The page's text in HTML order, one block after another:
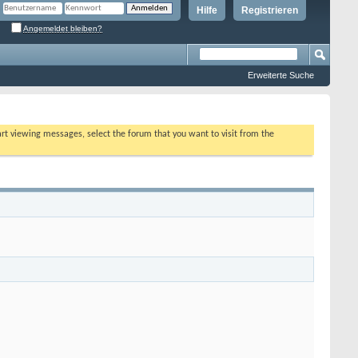
Registrieren
Hilfe
Angemeldet bleiben?
Erweiterte Suche
viewing messages, select the forum that you want to visit from the